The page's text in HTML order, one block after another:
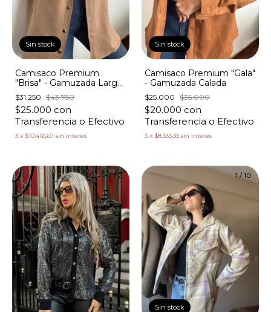
Sin stock
Camisaco Premium
"Brisa" - Gamuzada Larga
con Broches Dorados
$31.250 $43.750
$25.000 con
Transferencia o Efectivo
3 x $10.416,67 sin interés
Sin stock
Camisaco Premium "Gala"
- Gamuzada Calada
$25.000 $35.000
$20.000 con
Transferencia o Efectivo
3 x $8.333,33 sin interés
1/2 1 /10
Sin stock